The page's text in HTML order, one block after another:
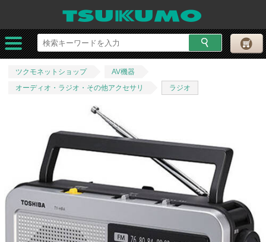
ツクモネットショップ
AV機器
オーディオ・ラジオ・その他アクセサリ
ラジオ